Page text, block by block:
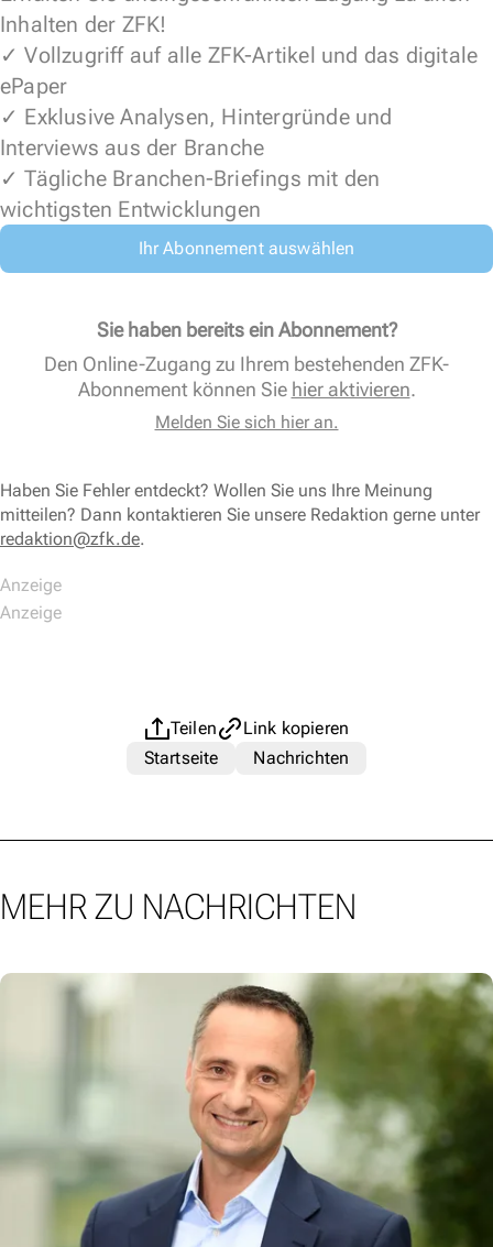
Inhalten der ZFK!
✓ Vollzugriff auf alle ZFK-Artikel und das digitale
ePaper
✓ Exklusive Analysen, Hintergründe und
Interviews aus der Branche
✓ Tägliche Branchen-Briefings mit den
wichtigsten Entwicklungen
Ihr Abonnement auswählen
Sie haben bereits ein Abonnement?
Den Online-Zugang zu Ihrem bestehenden ZFK-
Abonnement können Sie hier aktivieren.
Melden Sie sich hier an.
Haben Sie Fehler entdeckt? Wollen Sie uns Ihre Meinung
mitteilen? Dann kontaktieren Sie unsere Redaktion gerne unter
redaktion@zfk.de.
Teilen
Link kopieren
Startseite
Nachrichten
MEHR ZU NACHRICHTEN